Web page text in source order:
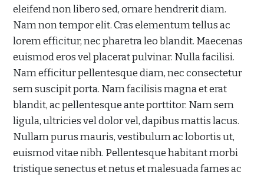
eleifend non libero sed, ornare hendrerit diam.
Nam non tempor elit. Cras elementum tellus ac
lorem efficitur, nec pharetra leo blandit. Maecenas
euismod eros vel placerat pulvinar. Nulla facilisi.
Nam efficitur pellentesque diam, nec consectetur
sem suscipit porta. Nam facilisis magna et erat
blandit, ac pellentesque ante porttitor. Nam sem
ligula, ultricies vel dolor vel, dapibus mattis lacus.
Nullam purus mauris, vestibulum ac lobortis ut,
euismod vitae nibh. Pellentesque habitant morbi
tristique senectus et netus et malesuada fames ac